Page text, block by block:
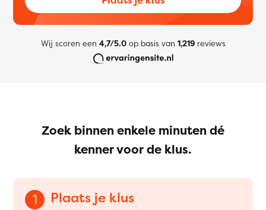
Wij scoren een 4,7/5.0op basis van 1,219reviews
Zoek binnen enkele minuten dé
kenner voor de klus.
1 Plaats je klus